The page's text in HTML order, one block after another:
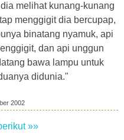
melihat kunang-kunang
menggigit dia bercupap,
binatang nyamuk, api
dan api unggun
bawa lampu untuk
didunia."
2002
»»